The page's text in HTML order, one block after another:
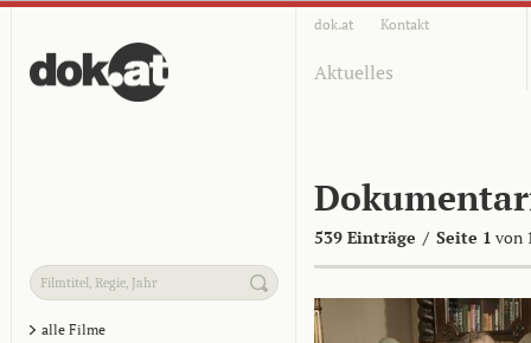
dok.at Kontakt
Aktuelles
539 Einträge / Seite 1 von
alle Filme